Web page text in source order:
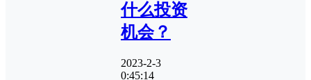
什么投资
机会？
2023-2-3
0:45:14